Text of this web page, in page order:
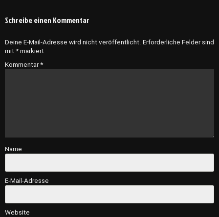
Schreibe einen Kommentar
Deine E-Mail-Adresse wird nicht veröffentlicht. Erforderliche Felder sind
mit * markiert
Kommentar*
Name
E-Mail-Adresse
Website